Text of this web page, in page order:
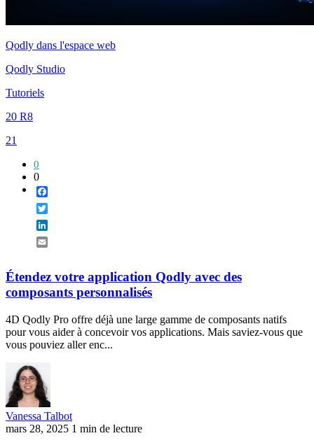
Qodly dans l'espace web
Qodly Studio
Tutoriels
20 R8
21
0
0
Étendez votre application Qodly avec des
composants personnalisés
4D Qodly Pro offre déjà une large gamme de composants natifs
pour vous aider à concevoir vos applications. Mais saviez-vous que
vous pouviez aller enc...
Vanessa Talbot
mars 28, 2025 1 min de lecture